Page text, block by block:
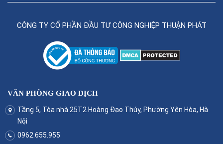
CÔNG TY CỔ PHẦN ĐẦU TƯ CÔNG NGHIỆP THUẬN PHÁT
VĂN PHÒNG GIAO DỊCH
Tầng 5, Tòa nhà 25T2 Hoàng Đạo Thúy, Phường Yên Hòa, Hà
Nội
0962.655.955